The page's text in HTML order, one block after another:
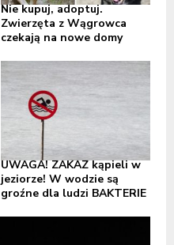
Nie kupuj, adoptuj.
Zwierzęta z Wągrowca
czekają na nowe domy
UWAGA! ZAKAZ kąpieli w
jeziorze! W wodzie są
groźne dla ludzi BAKTERIE